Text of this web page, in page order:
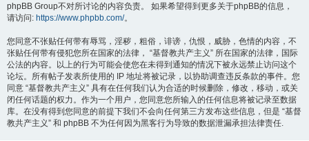
phpBB Group不对所讨论的内容负责。 如果希望得到更多关于phpBB的信息，
请访问: https://www.phpbb.com/。
您同意不张贴任何带有辱骂，淫秽，粗俗，诽谤，仇恨，威胁，色情的内容，不
张贴任何带有侵犯您所在国家的法律， “基督教共产主义” 所在国家的法律，国际
公法的内容。以上的行为可能会使您在未得到通知的情况下被永远禁止访问这个
论坛。所有帖子发表所使用的 IP 地址将被记录，以协助调查违反条款的事件。您
同意 “基督教共产主义” 具有在任何我们认为合适的时候删除，修改，移动，或关
闭任何话题的权力。作为一个用户，您同意您所输入的任何信息将被记录至数据
库。在没有得到您同意的前提下我们不会向任何第三方发布这些信息，但是 “基督
教共产主义” 和 phpBB 不为任何因为黑客行为导致的数据泄漏承担法律责任.